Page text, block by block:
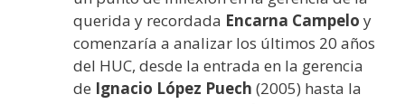
querida y recordada Encarna Campelo y
comenzaría a analizar los últimos 20 años
del HUC, desde la entrada en la gerencia
de Ignacio López Puech (2005) hasta la